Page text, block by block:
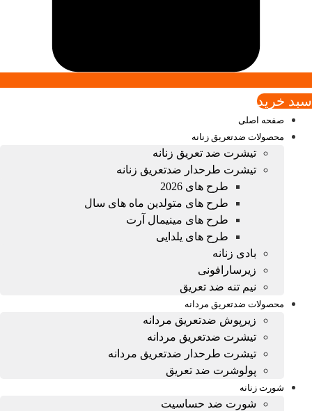
سبد خريد
صفحه اصلی
محصولات ضدتعریق زنانه
تیشرت ضد تعریق زنانه
تیشرت طرحدار ضدتعریق زنانه
طرح های 2026
طرح های متولدین ماه های سال
طرح های مینیمال آرت
طرح های یلدایی
بادی زنانه
زیرسارافونی
نیم تنه ضد تعریق
محصولات ضدتعریق مردانه
زیرپوش ضدتعریق مردانه
تیشرت ضدتعریق مردانه
تیشرت طرحدار ضدتعریق مردانه
پولوشرت ضد تعریق
شورت زنانه
شورت ضد حساسیت